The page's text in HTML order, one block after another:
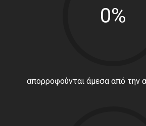
0%
απορροφούνται άμεσα από την